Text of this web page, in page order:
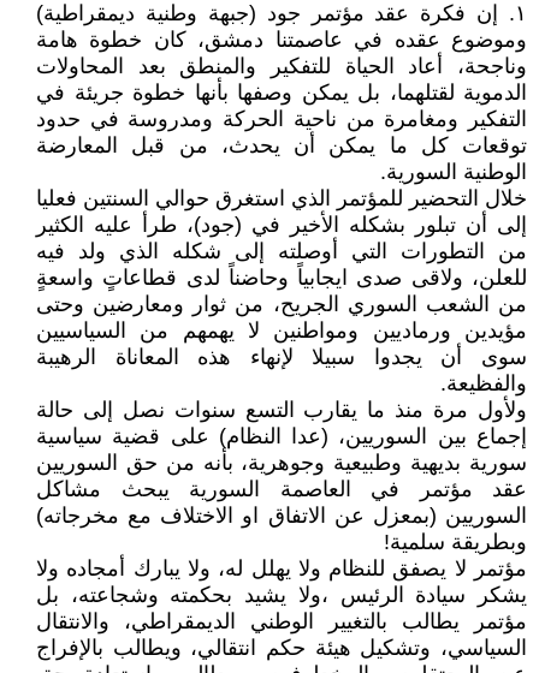
١. إن فكرة عقد مؤتمر جود (جبهة وطنية ديمقراطية)
وموضوع عقده في عاصمتنا دمشق، كان خطوة هامة
وناجحة، أعاد الحياة للتفكير والمنطق بعد المحاولات
الدموية لقتلهما، بل يمكن وصفها بأنها خطوة جريئة في
التفكير ومغامرة من ناحية الحركة ومدروسة في حدود
توقعات كل ما يمكن أن يحدث، من قبل المعارضة
الوطنية السورية.
خلال التحضير للمؤتمر الذي استغرق حوالي السنتين فعليا
إلى أن تبلور بشكله الأخير في (جود)، طرأ عليه الكثير
من التطورات التي أوصلته إلى شكله الذي ولد فيه
للعلن، ولاقى صدى ايجابياً وحاضناً لدى قطاعاتٍ واسعةٍ
من الشعب السوري الجريح، من ثوار ومعارضين وحتى
مؤيدين ورماديين ومواطنين لا يهمهم من السياسيين
سوى أن يجدوا سبيلا لإنهاء هذه المعاناة الرهيبة
والفظيعة.
ولأول مرة منذ ما يقارب التسع سنوات نصل إلى حالة
إجماع بين السوريين، (عدا النظام) على قضية سياسية
سورية بديهية وطبيعية وجوهرية، بأنه من حق السوريين
عقد مؤتمر في العاصمة السورية يبحث مشاكل
السوريين (بمعزل عن الاتفاق او الاختلاف مع مخرجاته)
وبطريقة سلمية!
مؤتمر لا يصفق للنظام ولا يهلل له، ولا يبارك أمجاده ولا
يشكر سيادة الرئيس ،ولا يشيد بحكمته وشجاعته، بل
مؤتمر يطالب بالتغيير الوطني الديمقراطي، والانتقال
السياسي، وتشكيل هيئة حكم انتقالي، ويطالب بالإفراج